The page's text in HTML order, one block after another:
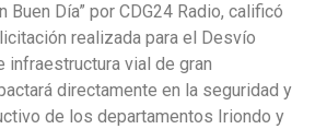
Buen Día” por CDG24 Radio, calificó
realizada para el Desvío
infraestructura vial de gran
directamente en la seguridad y
de los departamentos Iriondo y